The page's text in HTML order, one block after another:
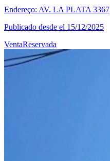
Endereço: AV. LA PLATA 3367
Publicado desde el 15/12/2025
VentaReservada